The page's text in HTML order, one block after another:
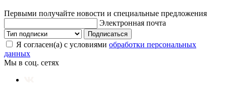
Первыми получайте новости и специальные предложения
Электронная почта
Подписаться
Я согласен(а) с условиями обработки персональных
данных
Мы в соц. сетях